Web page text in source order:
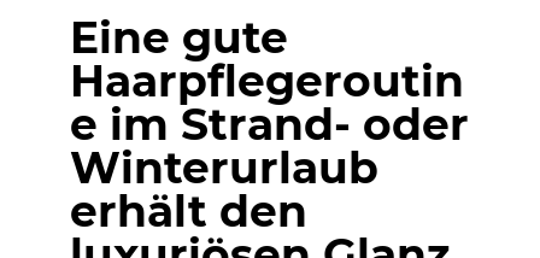
Eine gute
Haarpflegeroutin
e im Strand- oder
Winterurlaub
erhält den